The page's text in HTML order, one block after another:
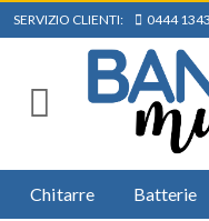
SERVIZIO CLIENTI: 0444
Chitarre Batterie